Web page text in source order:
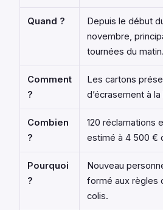
Quand ?
Depuis le début
novembre,
tournées du matin.
Comment
?
Les cartons
d’écrasement à
Combien
?
120 réclamations
estimé à 4 500 €
Pourquoi
?
Nouveau
formé aux règles
colis.